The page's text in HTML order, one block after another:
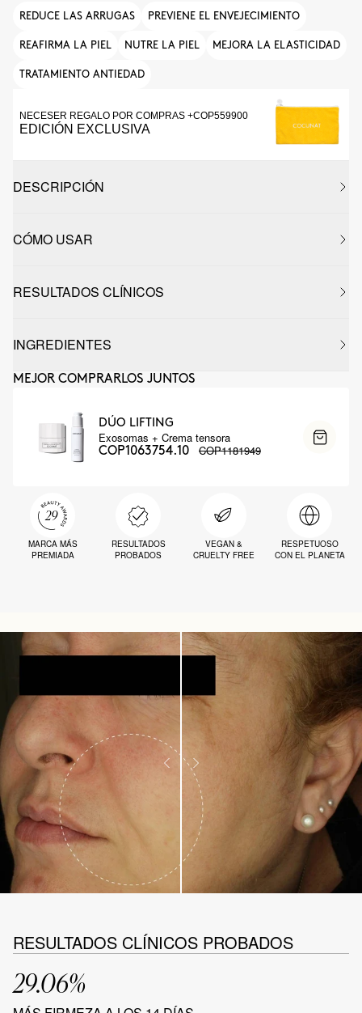
REDUCE LAS ARRUGAS PREVIENE EL ENVEJECIMIENTO
REAFIRMA LA PIEL NUTRE LA PIEL MEJORA LA ELASTICIDAD
TRATAMIENTO ANTIEDAD
NECESER REGALO POR COMPRAS +COP559900
EDICIÓN EXCLUSIVA
DESCRIPCIÓN
CÓMO USAR
RESULTADOS CLÍNICOS
INGREDIENTES
MEJOR COMPRARLOS JUNTOS
DÚO LIFTING
Exosomas + Crema tensora
COP1063754.10 COP1181949
MARCA MÁS
PREMIADA
RESULTADOS
PROBADOS
VEGAN &
CRUELTY FREE
RESPETUOSO
CON EL PLANETA
RESULTADOS CLÍNICOS PROBADOS
29.06%